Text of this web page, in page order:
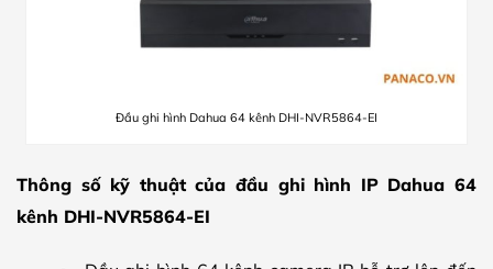
Đầu ghi hình Dahua 64 kênh DHI-NVR5864-EI
Thông số kỹ thuật của đầu ghi hình IP Dahua 64
kênh DHI-NVR5864-EI